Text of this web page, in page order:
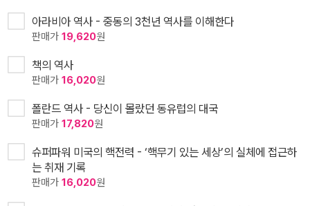
아라비아 역사 - 중동의 3천년 역사를 이해한다
판매가 19,620원
책의 역사
판매가 16,020원
폴란드 역사 - 당신이 몰랐던 동유럽의 대국
판매가 17,820원
슈퍼파워 미국의 핵전력 - ‘핵무기 있는 세상’의 실체에 접근하
는 취재 기록
판매가 16,020원